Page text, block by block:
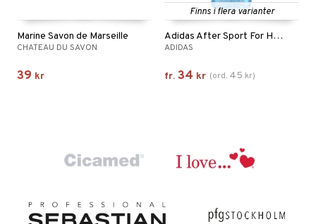
Marine Savon de Marseille
CHATEAU DU SAVON
39 kr
Finns i flera varianter
Adidas After Sport For Him - Shower Gel
ADIDAS
fr. 34 kr (ord. 45 kr)